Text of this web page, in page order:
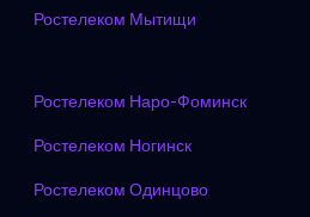
Ростелеком Мытищи
Ростелеком Наро-Фоминск
Ростелеком Ногинск
Ростелеком Одинцово